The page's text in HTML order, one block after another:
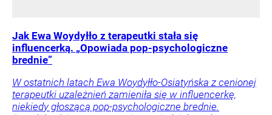
Jak Ewa Woydyłło z terapeutki stała się
influencerką. „Opowiada pop-psychologiczne
brednie”
W ostatnich latach Ewa Woydyłło-Osiatyńska z cenionej
terapeutki uzależnień zamieniła się w influencerkę,
niekiedy głoszącą pop-psychologiczne brednie.